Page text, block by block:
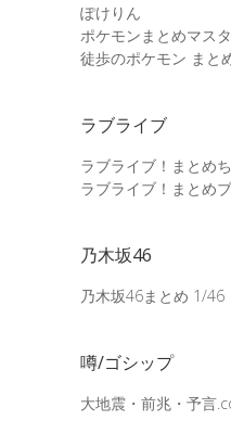
ぽけりん
ポケモンまとめマス
徒歩のポケモン まと
ラブライブ
ラブライブ！まとめ
ラブライブ！まとめ
乃木坂46
乃木坂46まとめ 1/46
噂/ゴシップ
大地震・前兆・予言